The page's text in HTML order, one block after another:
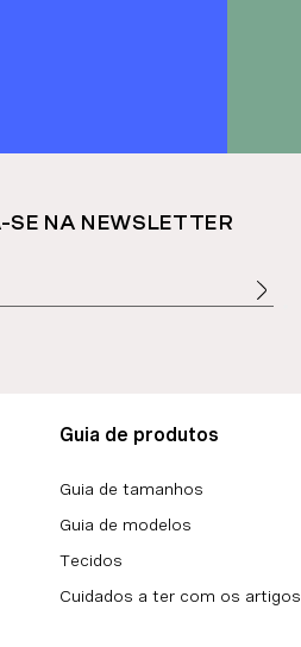
SE NA NEWSLETTER
Guia de produtos
Guia de tamanhos
Guia de modelos
Tecidos
Cuidados a ter com os artigos